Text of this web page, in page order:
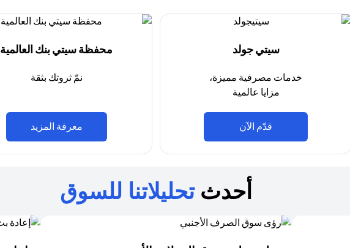
سيتي جولد
خدمات مصرفية مميزة،
مزايا عالمية
قدّم الآن
محفظة سيتي بنك العالمية
نمّ ثروتك بثقة
معرفة المزيد
أحدثتحليلاتنا للسوق